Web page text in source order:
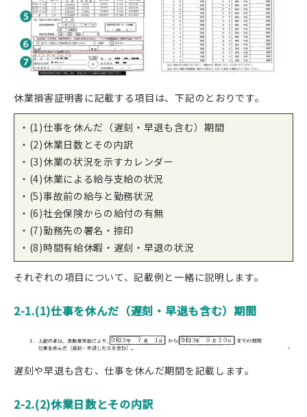
休業損害証明書に記載する項目は、下記のとおりです。
・(1)仕事を休んだ（遅刻・早退も含む）期間
・(2)休業日数とその内訳
・(3)休業の状況を示すカレンダー
・(4)休業による給与支給の状況
・(5)事故前の給与と勤務状況
・(6)社会保険からの給付の有無
・(7)勤務先の署名・捺印
・(8)時間有給休暇・遅刻・早退の状況
それぞれの項目について、記載例と一緒に説明します。
2-1.(1)仕事を休んだ（遅刻・早退も含む）期間
遅刻や早退も含む、仕事を休んだ期間を記載します。
2-2.(2)休業日数とその内訳